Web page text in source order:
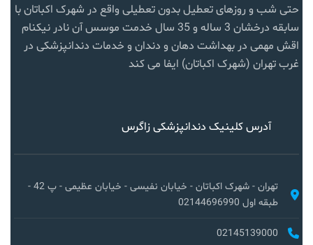
حتی شب و روزهای تعطیل بدون تعطیلی واقع در شهرک اکباتان با
سابقه درخشان 3 ساله و 35 سال خدمت موسس آن نادر نیکنام
اقش مهمی در بهداشت دهان و دندان و خدمات دندانپزشکی در
غرب تهران (شهرک اکباتان) ایفا می کند
آدرس کلینیک دندانپزشکی زاگرس
تهران - شهرک اکباتان - خیابان نفیسی - خیابان عظیمی - پ 42 -
طبقه اول 02144696990
02145139000